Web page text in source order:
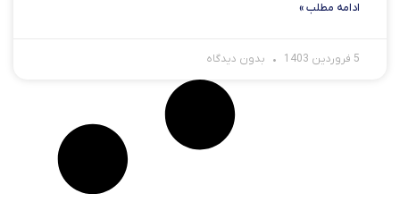
ادامه مطلب »
5 فروردین 1403 بدون دیدگاه